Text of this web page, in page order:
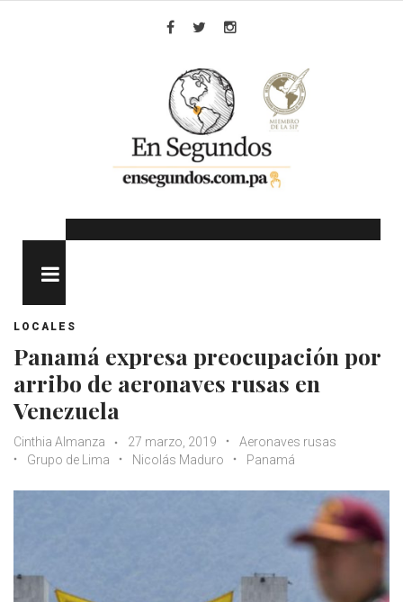
LOCALES
Panamá expresa preocupación por
arribo de aeronaves rusas en
Venezuela
Cinthia Almanza 27 marzo, 2019
Aeronaves rusas
Grupo de Lima
Nicolás Maduro Panamá